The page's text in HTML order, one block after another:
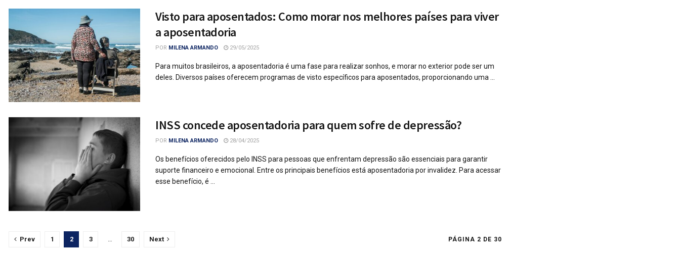
Visto para aposentados: Como morar nos melhores países para viver
a aposentadoria
POR MILENA ARMANDO 29/05/2025
Para muitos brasileiros, a aposentadoria é uma fase para realizar sonhos, e morar no exterior pode ser um
deles. Diversos países oferecem programas de visto específicos para aposentados, proporcionando uma ...
INSS concede aposentadoria para quem sofre de depressão?
POR MILENA ARMANDO 28/04/2025
Os benefícios oferecidos pelo INSS para pessoas que enfrentam depressão são essenciais para garantir
suporte financeiro e emocional. Entre os principais benefícios está aposentadoria por invalidez. Para acessar
esse benefício, é ...
PÁGINA 2 DE 30
Prev 1 2 3 … 30 Next